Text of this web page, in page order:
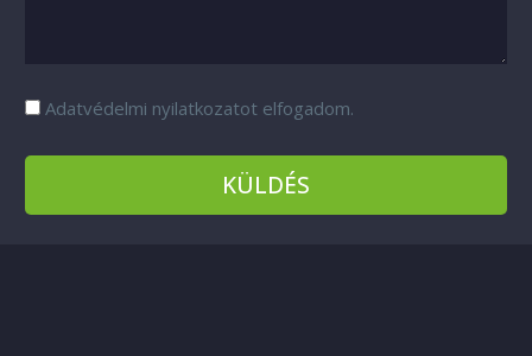
Adatvédelmi nyilatkozatot elfogadom.